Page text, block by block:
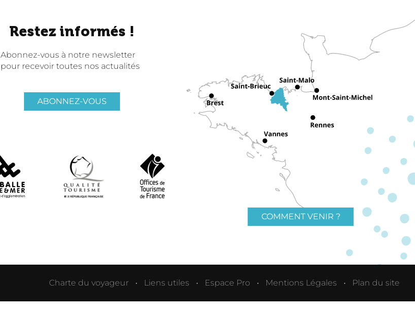
Restez informés !
Abonnez-vous à notre newsletter
pour recevoir toutes nos actualités
ABONNEZ-VOUS
COMMENT VENIR ?
Charte du voyageur Liens utiles Espace Pro Mentions Légales Plan du site